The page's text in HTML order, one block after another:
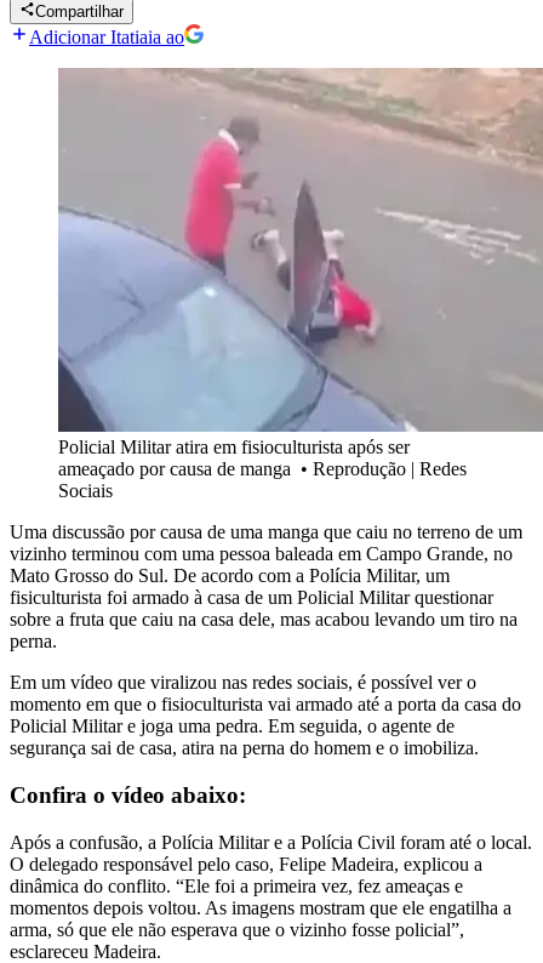
Compartilhar
Adicionar Itatiaia ao
Policial Militar atira em fisioculturista após ser
ameaçado por causa de manga • Reprodução | Redes
Sociais
Uma discussão por causa de uma manga que caiu no terreno de um
vizinho terminou com uma pessoa baleada em Campo Grande, no
Mato Grosso do Sul. De acordo com a Polícia Militar, um
fisiculturista foi armado à casa de um Policial Militar questionar
sobre a fruta que caiu na casa dele, mas acabou levando um tiro na
perna.
Em um vídeo que viralizou nas redes sociais, é possível ver o
momento em que o fisioculturista vai armado até a porta da casa do
Policial Militar e joga uma pedra. Em seguida, o agente de
segurança sai de casa, atira na perna do homem e o imobiliza.
Confira o vídeo abaixo:
Após a confusão, a Polícia Militar e a Polícia Civil foram até o local.
O delegado responsável pelo caso, Felipe Madeira, explicou a
dinâmica do conflito. “Ele foi a primeira vez, fez ameaças e
momentos depois voltou. As imagens mostram que ele engatilha a
arma, só que ele não esperava que o vizinho fosse policial”,
esclareceu Madeira.